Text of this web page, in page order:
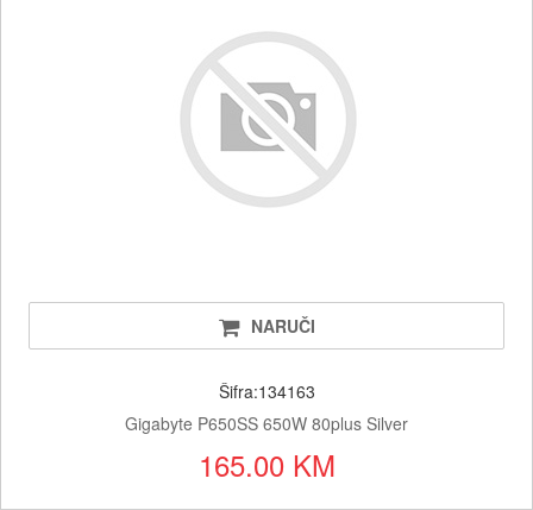
NARUČI
Šifra:134163
Gigabyte P650SS 650W 80plus Silver
165.00 KM